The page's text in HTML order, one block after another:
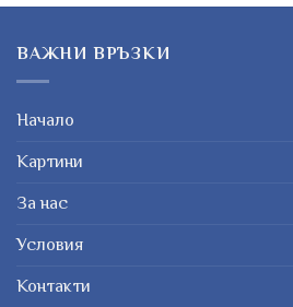
ВАЖНИ ВРЪЗКИ
Начало
Картини
За нас
Условия
Контакти